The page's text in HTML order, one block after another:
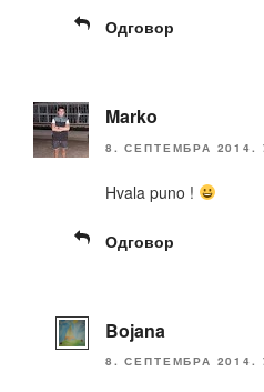
Одговор
Marko
8. СЕПТЕМБРА 2014.
Hvala puno !
Одговор
Bojana
8. СЕПТЕМБРА 2014.